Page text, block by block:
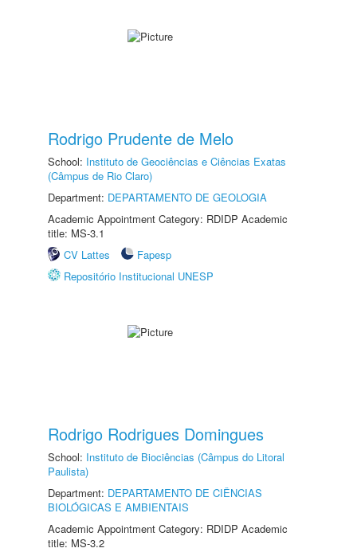
Rodrigo Prudente de Melo
School: Instituto de Geociências e Ciências Exatas
(Câmpus de Rio Claro)
Department: DEPARTAMENTO DE GEOLOGIA
Academic Appointment Category: RDIDP Academic
title: MS-3.1
CV Lattes
Fapesp
Repositório Institucional UNESP
Rodrigo Rodrigues Domingues
School: Instituto de Biociências (Câmpus do Litoral
Paulista)
Department: DEPARTAMENTO DE CIÊNCIAS
BIOLÓGICAS E AMBIENTAIS
Academic Appointment Category: RDIDP Academic
title: MS-3.2